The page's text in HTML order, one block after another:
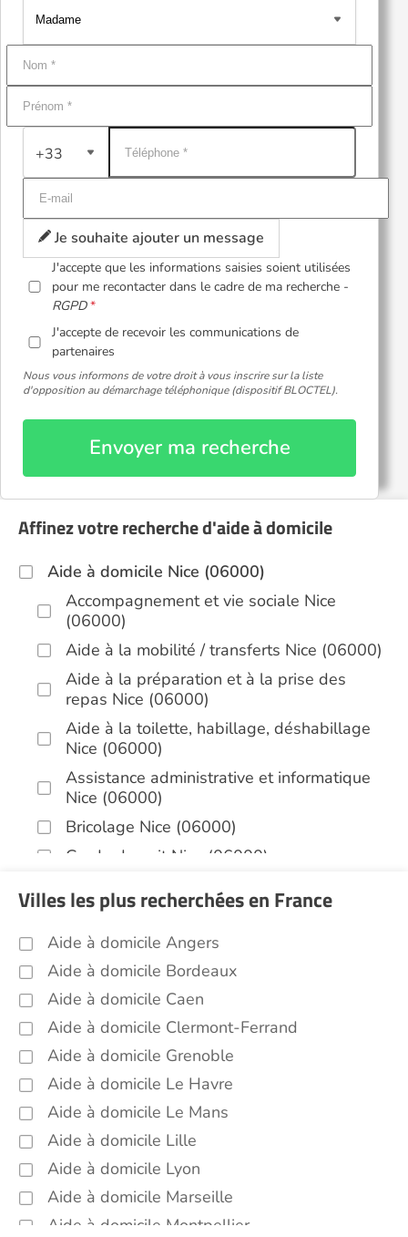
+33
Je souhaite ajouter un message
J'accepte que les informations saisies soient utilisées
pour me recontacter dans le cadre de ma recherche -
RGPD
J'accepte de recevoir les communications de
partenaires
Nous vous informons de votre droit à vous inscrire sur la liste
d'opposition au démarchage téléphonique (dispositif BLOCTEL).
Envoyer ma recherche
Affinez votre recherche d'aide à domicile
Aide à domicile Nice (06000)
Accompagnement et vie sociale Nice
(06000)
Aide à la mobilité / transferts Nice (06000)
Aide à la préparation et à la prise des
repas Nice (06000)
Aide à la toilette, habillage, déshabillage
Nice (06000)
Assistance administrative et informatique
Nice (06000)
Bricolage Nice (06000)
Garde de nuit Nice (06000)
Jardinage Nice (06000)
Aide aux courses Nice (06000)
Entretien du cadre de vie, ménage,
repassage, gestion du linge Nice (06000)
Portage de repas Nice (06000)
Sorties (promenades, rendez-vous
médicaux...) Nice (06000)
Promenade animaux de compagnie Nice
(06000)
Soins esthétiques Nice (06000)
Autres aides à domicile Nice (06000)
Voir toutes les aides à domicile à Nice (06000)
Villes les plus recherchées en France
Aide à domicile Angers
Aide à domicile Bordeaux
Aide à domicile Caen
Aide à domicile Clermont-Ferrand
Aide à domicile Grenoble
Aide à domicile Le Havre
Aide à domicile Le Mans
Aide à domicile Lille
Aide à domicile Lyon
Aide à domicile Marseille
Aide à domicile Montpellier